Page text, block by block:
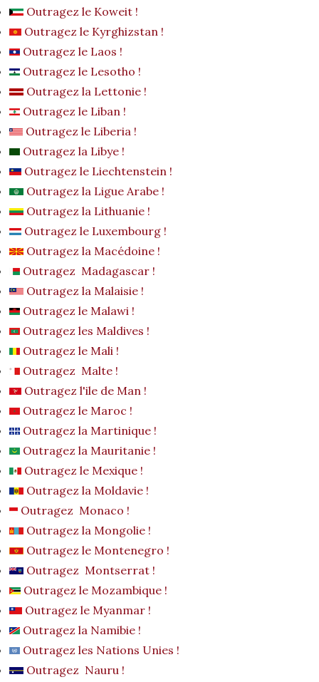
Outragez le Koweit !
Outragez le Kyrghizstan !
Outragez le Laos !
Outragez le Lesotho !
Outragez la Lettonie !
Outragez le Liban !
Outragez le Liberia !
Outragez la Libye !
Outragez le Liechtenstein !
Outragez la Ligue Arabe !
Outragez la Lithuanie !
Outragez le Luxembourg !
Outragez la Macédoine !
Outragez Madagascar !
Outragez la Malaisie !
Outragez le Malawi !
Outragez les Maldives !
Outragez le Mali !
Outragez Malte !
Outragez l'ile de Man !
Outragez le Maroc !
Outragez la Martinique !
Outragez la Mauritanie !
Outragez le Mexique !
Outragez la Moldavie !
Outragez Monaco !
Outragez la Mongolie !
Outragez le Montenegro !
Outragez Montserrat !
Outragez le Mozambique !
Outragez le Myanmar !
Outragez la Namibie !
Outragez les Nations Unies !
Outragez Nauru !